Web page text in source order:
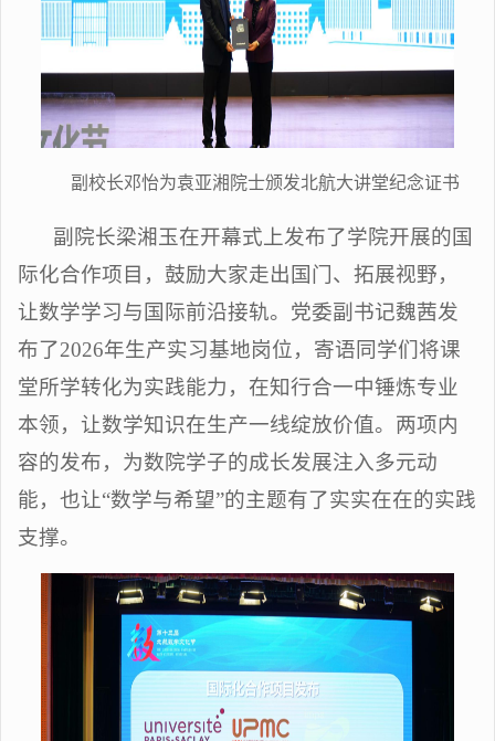
副校长邓怡为袁亚湘院士颁发北航大讲堂纪念证书
副院长梁湘玉在开幕式上发布了学院开展的国
际化合作项目，鼓励大家走出国门、拓展视野，
让数学学习与国际前沿接轨。党委副书记魏茜发
布了2026年生产实习基地岗位，寄语同学们将课
堂所学转化为实践能力，在知行合一中锤炼专业
本领，让数学知识在生产一线绽放价值。两项内
容的发布，为数院学子的成长发展注入多元动
能，也让“数学与希望”的主题有了实实在在的实践
支撑。